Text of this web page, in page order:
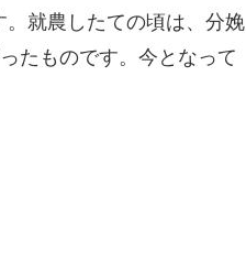
就農したての頃は、分娩
たものです。今となって